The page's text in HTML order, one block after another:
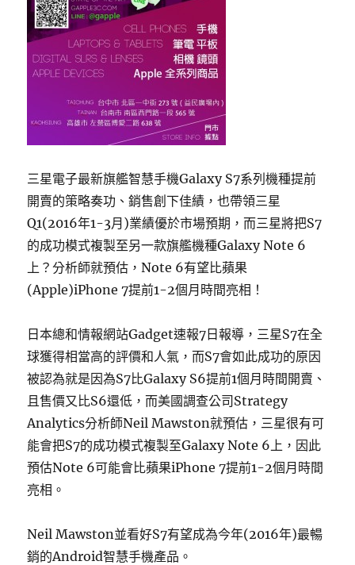
三星電子最新旗艦智慧手機Galaxy S7系列機種提前
開賣的策略奏功、銷售創下佳績，也帶領三星
Q1(2016年1-3月)業績優於市場預期，而三星將把S7
的成功模式複製至另一款旗艦機種Galaxy Note 6
上？分析師就預估，Note 6有望比蘋果
(Apple)iPhone 7提前1-2個月時間亮相！
日本總和情報網站Gadget速報7日報導，三星S7在全
球獲得相當高的評價和人氣，而S7會如此成功的原因
被認為就是因為S7比Galaxy S6提前1個月時間開賣、
且售價又比S6還低，而美國調查公司Strategy
Analytics分析師Neil Mawston就預估，三星很有可
能會把S7的成功模式複製至Galaxy Note 6上，因此
預估Note 6可能會比蘋果iPhone 7提前1-2個月時間
亮相。
Neil Mawston並看好S7有望成為今年(2016年)最暢
銷的Android智慧手機產品。